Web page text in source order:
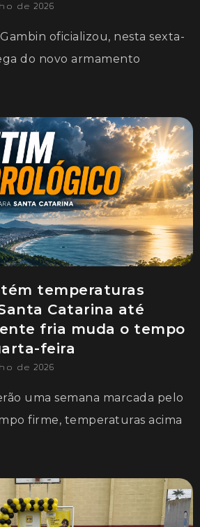
de 2026
oficializou, nesta sexta-
do novo armamento
temperaturas
Catarina até
fria muda o tempo
feira
de 2026
uma semana marcada pelo
firme, temperaturas acima